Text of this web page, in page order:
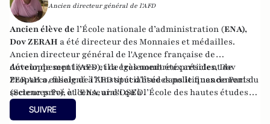
Ancien directeur général de l'AFD
Ancien élève de l’École nationale d’administration (ENA),
Dov ZERAH a été directeur des Monnaies et médailles.
Ancien directeur général de l'Agence française de
développement (AFD), il a également été président de
Proparco, filiale de l’AFD spécialisée dans le financement du
secteur privé et censeur d'OSEO.
Auteur de sept livres et de très nombreux articles, Dov
ZERAH a enseigné à l’Institut d’études politiques de Paris
(Sciences Po), à l’ENA, ainsi qu’à l’École des hautes études
commerciales de Paris (HEC). Conseiller municipal de
Neuilly-sur-Seine de 2008 à 2014, et à nouveau depuis 2020.
SUIVRE